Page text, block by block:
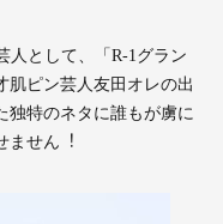
⼈として、「R-1グラン
肌ピン芸⼈友⽥オレの出
独特のネタに誰もが虜に
ません︕